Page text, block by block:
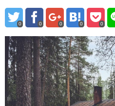
0 0 0 0 0